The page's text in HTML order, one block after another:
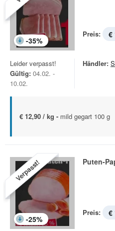
-35%
Preis: €
Leider verpasst!
Gültig: 04.02. -
10.02.
Händler:
€ 12,90 / kg - mild gegart 100 g
Verpasst!
-25%
Puten-
Preis: €